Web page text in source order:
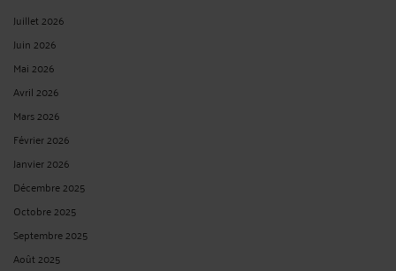
Juillet 2026
Juin 2026
Mai 2026
Avril 2026
Mars 2026
Février 2026
Janvier 2026
Décembre 2025
Octobre 2025
Septembre 2025
Août 2025